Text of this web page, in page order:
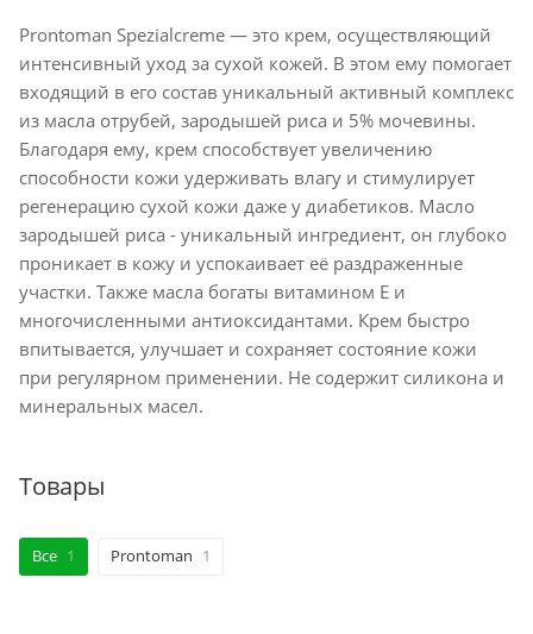
Prontoman Spezialcreme — это крем, осуществляющий
интенсивный уход за сухой кожей. В этом ему помогает
входящий в его состав уникальный активный комплекс
из масла отрубей, зародышей риса и 5% мочевины.
Благодаря ему, крем способствует увеличению
способности кожи удерживать влагу и стимулирует
регенерацию сухой кожи даже у диабетиков. Масло
зародышей риса - уникальный ингредиент, он глубоко
проникает в кожу и успокаивает её раздраженные
участки. Также масла богаты витамином Е и
многочисленными антиоксидантами. Крем быстро
впитывается, улучшает и сохраняет состояние кожи
при регулярном применении. Не содержит силикона и
минеральных масел.
Товары
Все 1 Prontoman 1